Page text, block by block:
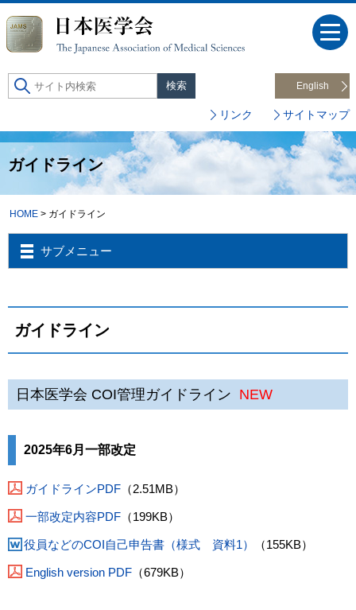
English
リンク サイトマップ
ガイドライン
HOME > ガイドライン
サブメニュー
ガイドライン
日本医学会 COI管理ガイドライン NEW
2025年6月一部改定
ガイドラインPDF （2.51MB）
一部改定内容PDF （199KB）
役員などのCOI自己申告書（様式 資料1） （155KB）
English version PDF （679KB）